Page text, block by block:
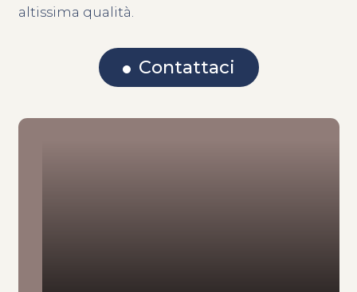
altissima qualità.
Contattaci